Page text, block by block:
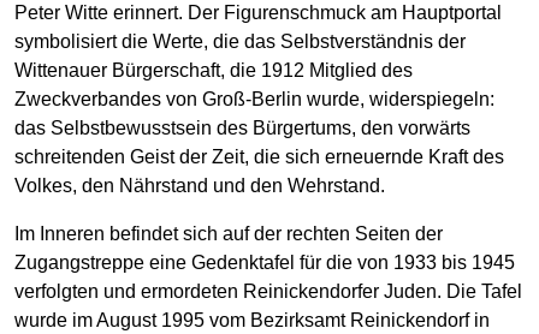
Peter Witte erinnert. Der Figurenschmuck am Hauptportal
symbolisiert die Werte, die das Selbstverständnis der
Wittenauer Bürgerschaft, die 1912 Mitglied des
Zweckverbandes von Groß-Berlin wurde, widerspiegeln:
das Selbstbewusstsein des Bürgertums, den vorwärts
schreitenden Geist der Zeit, die sich erneuernde Kraft des
Volkes, den Nährstand und den Wehrstand.
Im Inneren befindet sich auf der rechten Seiten der
Zugangstreppe eine Gedenktafel für die von 1933 bis 1945
verfolgten und ermordeten Reinickendorfer Juden. Die Tafel
wurde im August 1995 vom Bezirksamt Reinickendorf in